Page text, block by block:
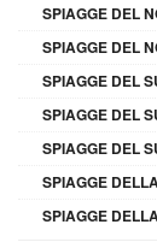
SPIAGGE DEL
SPIAGGE DEL
SPIAGGE DEL
SPIAGGE DEL
SPIAGGE DEL
SPIAGGE
SPIAGGE